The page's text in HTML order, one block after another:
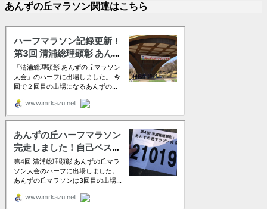
あんずの丘マラソン関連はこちら